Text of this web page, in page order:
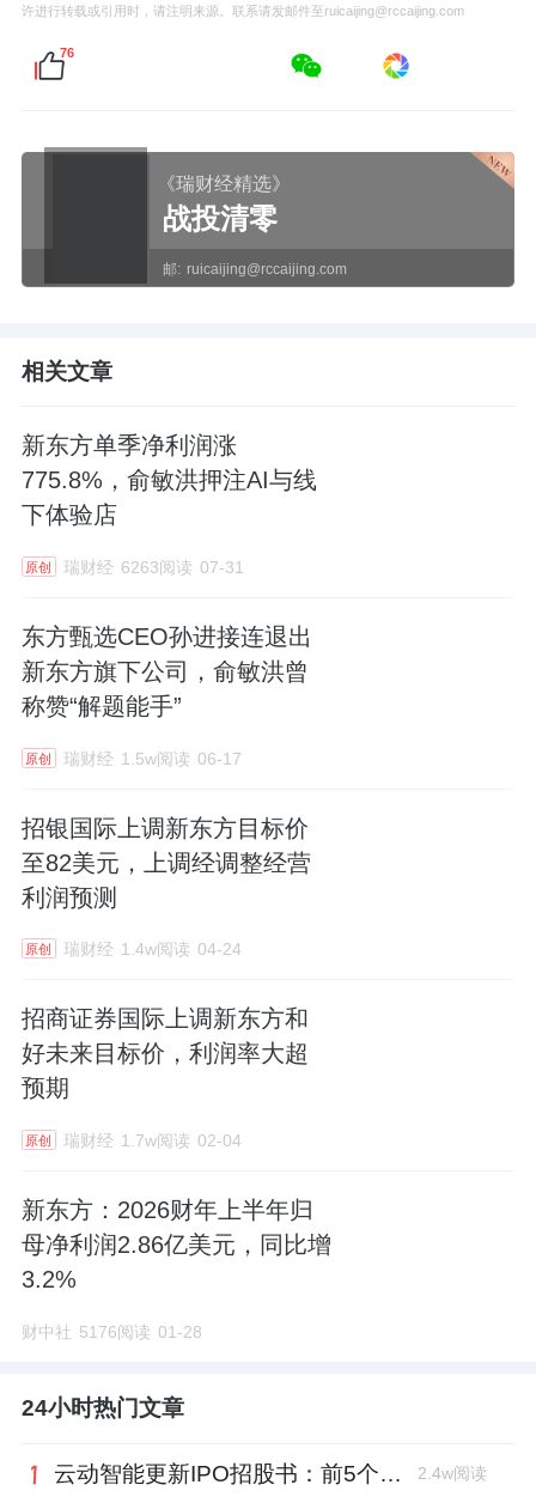
许进行转载或引用时，请注明来源。联系请发邮件至ruicaijing@rccaijing.com
76
《瑞财经精选》
战投清零
邮: ruicaijing@rccaijing.com
相关文章
新东方单季净利润涨
775.8%，俞敏洪押注AI与线
下体验店
原创 瑞财经 6263阅读 07-31
东方甄选CEO孙进接连退出
新东方旗下公司，俞敏洪曾
称赞“解题能手”
原创 瑞财经 1.5w阅读 06-17
招银国际上调新东方目标价
至82美元，上调经调整经营
利润预测
原创 瑞财经 1.4w阅读 04-24
招商证券国际上调新东方和
好未来目标价，利润率大超
预期
原创 瑞财经 1.7w阅读 02-04
新东方：2026财年上半年归
母净利润2.86亿美元，同比增
3.2%
财中社 5176阅读 01-28
24小时热门文章
云动智能更新IPO招股书：前5个月扭亏为盈，董事长李巍去年降薪近两成 2.4w阅读